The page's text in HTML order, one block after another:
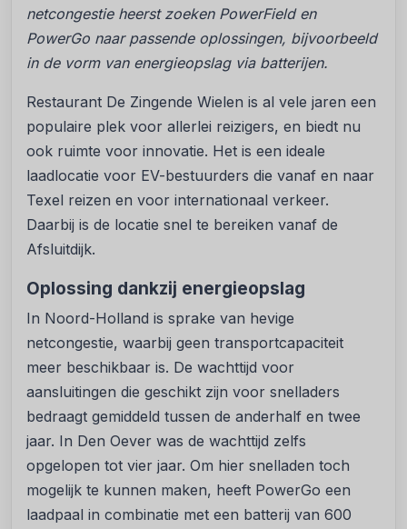
netcongestie heerst zoeken PowerField en
PowerGo naar passende oplossingen, bijvoorbeeld
in de vorm van energieopslag via batterijen.
Restaurant De Zingende Wielen is al vele jaren een
populaire plek voor allerlei reizigers, en biedt nu
ook ruimte voor innovatie. Het is een ideale
laadlocatie voor EV-bestuurders die vanaf en naar
Texel reizen en voor internationaal verkeer.
Daarbij is de locatie snel te bereiken vanaf de
Afsluitdijk.
Oplossing dankzij energieopslag
In Noord-Holland is sprake van hevige
netcongestie, waarbij geen transportcapaciteit
meer beschikbaar is. De wachttijd voor
aansluitingen die geschikt zijn voor snelladers
bedraagt gemiddeld tussen de anderhalf en twee
jaar. In Den Oever was de wachttijd zelfs
opgelopen tot vier jaar. Om hier snelladen toch
mogelijk te kunnen maken, heeft PowerGo een
laadpaal in combinatie met een batterij van 600